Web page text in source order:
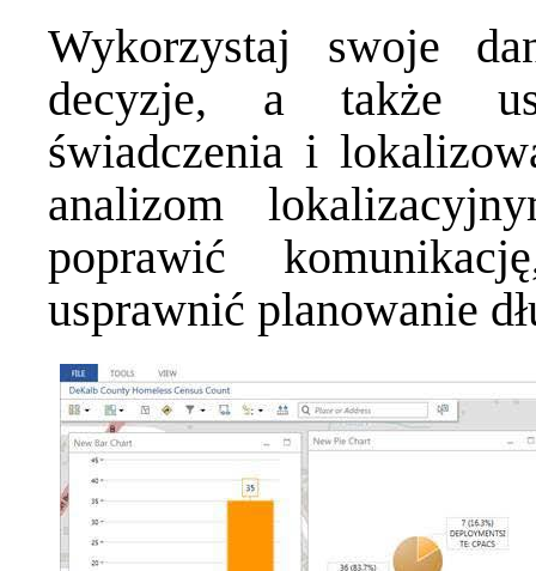
Wykorzystaj swoje
decyzje, a także
świadczenia i
analizom
poprawić
usprawnić planowanie